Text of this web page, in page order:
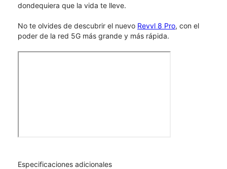
dondequiera que la vida te lleve.
No te olvides de descubrir el nuevo Revvl 8 Pro, con el
poder de la red 5G más grande y más rápida.
Especificaciones adicionales